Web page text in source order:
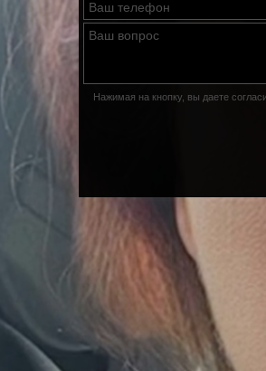
Нажимая на кнопку, вы даете